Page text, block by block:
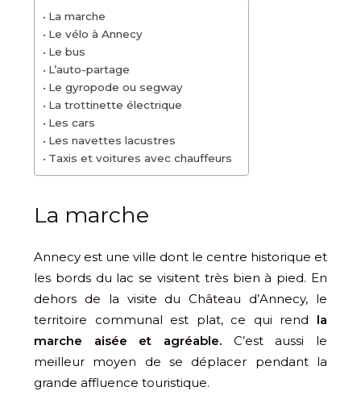
La marche
Le vélo à Annecy
Le bus
L’auto-partage
Le gyropode ou segway
La trottinette électrique
Les cars
Les navettes lacustres
Taxis et voitures avec chauffeurs
La marche
Annecy est une ville dont le centre historique et
les bords du lac se visitent très bien à pied. En
dehors de la visite du Château d’Annecy, le
territoire communal est plat, ce qui rend la
marche aisée et agréable. C’est aussi le
meilleur moyen de se déplacer pendant la
grande affluence touristique.